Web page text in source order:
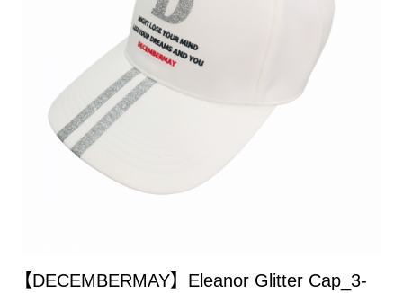
【DECEMBERMAY】Eleanor Glitter Cap_3-